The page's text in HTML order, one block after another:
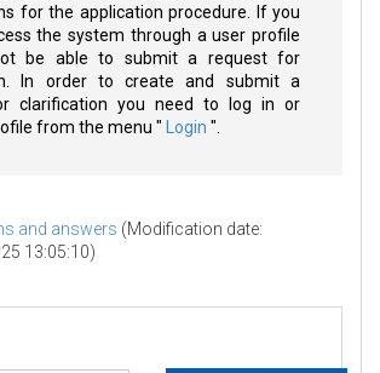
for the application procedure. If you
the system through a user profile
be able to submit a request for
In order to create and submit a
clarification you need to log in or
from the menu "
Login ".
and answers (Modification date:
13:05:10)